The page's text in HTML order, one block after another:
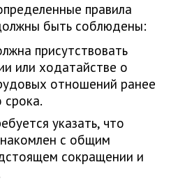
правила
быть соблюдены:
присутствовать
или ходатайстве о
отношений ранее
срока.
указать, что
с общим
сокращении и